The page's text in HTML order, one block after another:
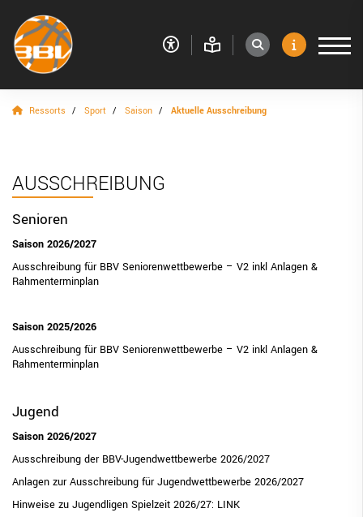
Ressorts Sport Saison Aktuelle Ausschreibung
AUSSCHREIBUNG
Senioren
Saison 2026/2027
Ausschreibung für BBV Seniorenwettbewerbe – V2 inkl Anlagen &
Rahmenterminplan
Saison 2025/2026
Ausschreibung für BBV Seniorenwettbewerbe – V2 inkl Anlagen &
Rahmenterminplan
Jugend
Saison 2026/2027
Ausschreibung der BBV-Jugendwettbewerbe 2026/2027
Anlagen zur Ausschreibung für Jugendwettbewerbe 2026/2027
Hinweise zu Jugendligen Spielzeit 2026/27: LINK
VERBAND
Sport
Antrag auf Erteilung einer Trainerübergangslizenz
Änderung des Vereinsnamens
Aktuelle Ausschreibung
Meldung Bayernpokal 2025
Ehrentafel der Meister (Damen & Herren)
BBV Ausschreibung
Digital Score Sheet